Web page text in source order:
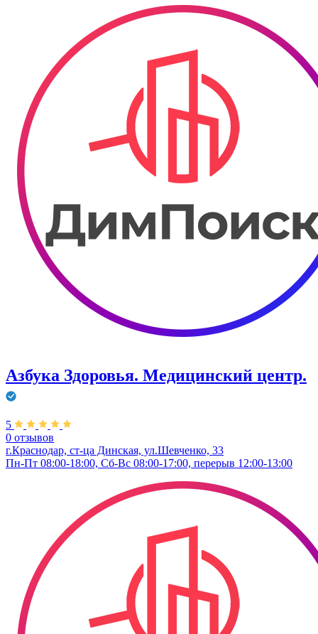
Азбука Здоровья. Медицинский центр.
5
0 отзывов
г.Краснодар, ст-ца Динская, ул.Шевченко, 33
Пн-Пт 08:00-18:00, Сб-Вс 08:00-17:00, перерыв 12:00-13:00